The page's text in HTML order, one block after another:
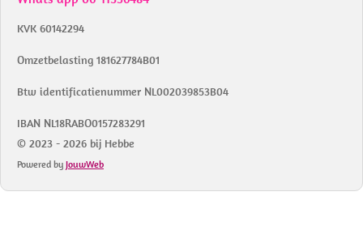
KVK 60142294
Omzetbelasting 181627784B01
Btw identificatienummer NL002039853B04
IBAN NL18RABO0157283291
© 2023 - 2026 bij Hebbe
Powered by JouwWeb